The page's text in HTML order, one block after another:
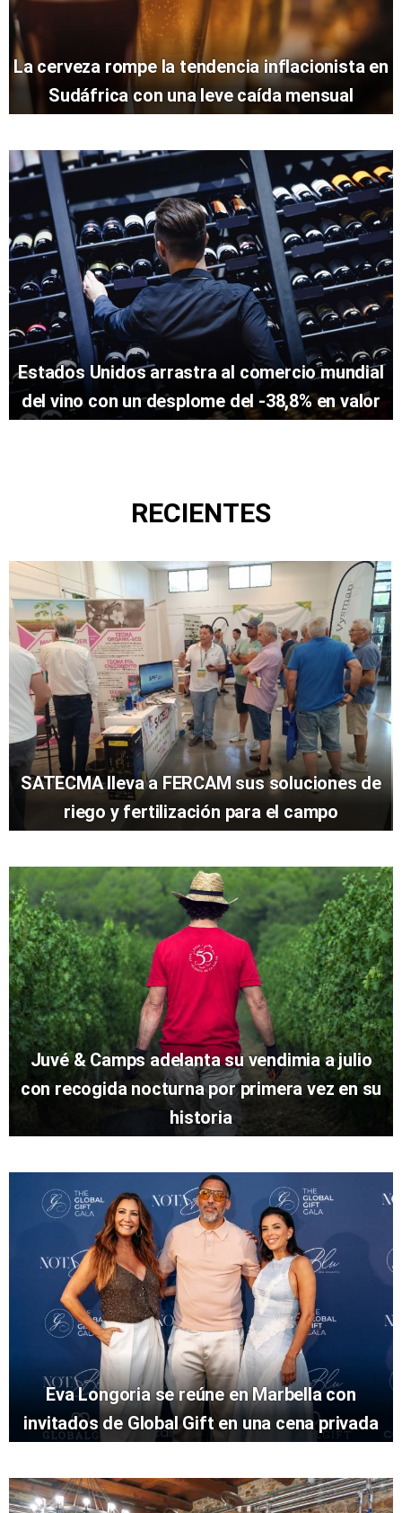
La cerveza rompe la tendencia inflacionista en
Sudáfrica con una leve caída mensual
Estados Unidos arrastra al comercio mundial
del vino con un desplome del -38,8% en valor
RECIENTES
SATECMA lleva a FERCAM sus soluciones de
riego y fertilización para el campo
Juvé & Camps adelanta su vendimia a julio
con recogida nocturna por primera vez en su
historia
Eva Longoria se reúne en Marbella con
invitados de Global Gift en una cena privada